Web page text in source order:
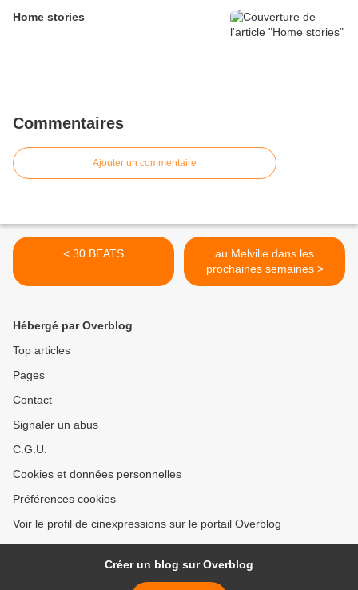
Home stories
Commentaires
Ajouter un commentaire
< 30 BEATS
au Melville dans les
prochaines semaines >
Hébergé par Overblog
Top articles
Pages
Contact
Signaler un abus
C.G.U.
Cookies et données personnelles
Préférences cookies
Voir le profil de cinexpressions sur le portail Overblog
Créer un blog sur Overblog